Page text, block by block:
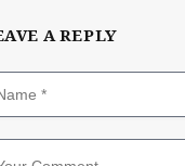
A REPLY